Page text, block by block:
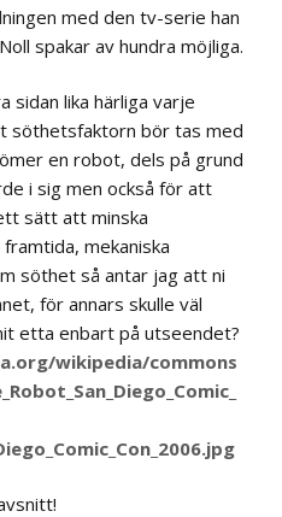
med den tv-serie han
spakar av hundra möjliga.
sidan lika härliga varje
söthetsfaktorn bör tas med
en robot, dels på grund
i sig men också för att
sätt att minska
mekaniska
söthet så antar jag att ni
för annars skulle väl
etta enbart på utseendet?
wikipedia/commons